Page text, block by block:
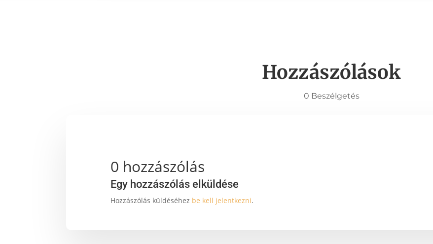
Hozzászólások
0 Beszélgetés
0 hozzászólás
Egy hozzászólás elküldése
Hozzászólás küldéséhez be kell jelentkezni.